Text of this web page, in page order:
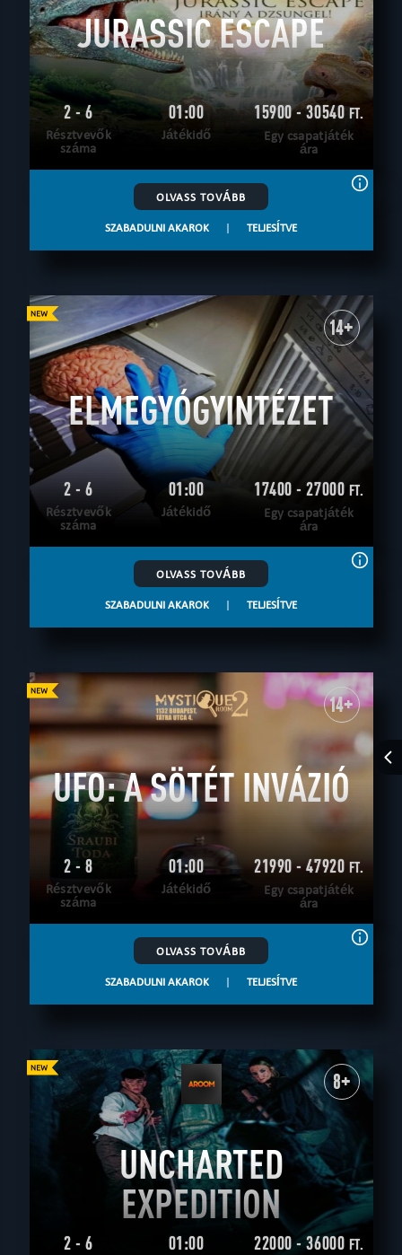
JURASSIC ESCAPE
2 - 6
Résztvevők
száma
01:00
Játékidő
15900 - 30540FT.
Egy csapatjáték
ára
OLVASS TOVÁBB
SZABADULNI AKAROK | TELJESÍTVE
14+
ELMEGYÓGYINTÉZET
2 - 6
Résztvevők
száma
01:00
Játékidő
17400 - 27000 FT.
Egy csapatjáték
ára
OLVASS TOVÁBB
SZABADULNI AKAROK | TELJESÍTVE
14+
UFO: A SÖTÉT INVÁZIÓ
2 - 8
Résztvevők
száma
01:00
Játékidő
21990 - 47920 FT.
Egy csapatjáték
ára
OLVASS TOVÁBB
SZABADULNI AKAROK | TELJESÍTVE
8+
UNCHARTED
EXPEDITION
2 - 6 01:00 22000 - 36000 FT.